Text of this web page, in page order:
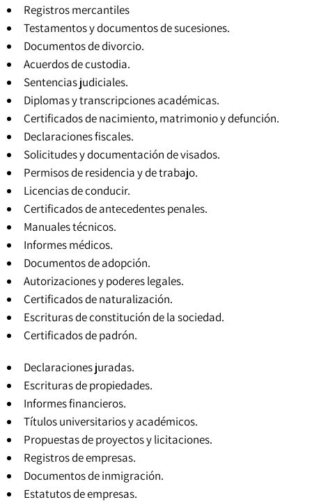
Registros mercantiles
Testamentos y documentos de sucesiones.
Documentos de divorcio.
Acuerdos de custodia.
Sentencias judiciales.
Diplomas y transcripciones académicas.
Certificados de nacimiento, matrimonio y defunción.
Declaraciones fiscales.
Solicitudes y documentación de visados.
Permisos de residencia y de trabajo.
Licencias de conducir.
Certificados de antecedentes penales.
Manuales técnicos.
Informes médicos.
Documentos de adopción.
Autorizaciones y poderes legales.
Certificados de naturalización.
Escrituras de constitución de la sociedad.
Certificados de padrón.
Declaraciones juradas.
Escrituras de propiedades.
Informes financieros.
Títulos universitarios y académicos.
Propuestas de proyectos y licitaciones.
Registros de empresas.
Documentos de inmigración.
Estatutos de empresas.